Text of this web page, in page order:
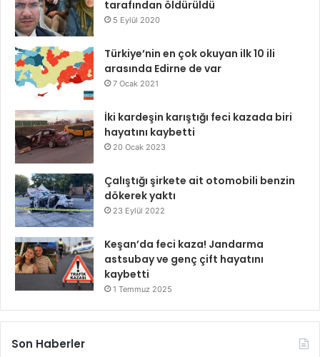
tarafından öldürüldü
5 Eylül 2020
Türkiye’nin en çok okuyan ilk 10 ili
arasında Edirne de var
7 Ocak 2021
İki kardeşin karıştığı feci kazada biri
hayatını kaybetti
20 Ocak 2023
Çalıştığı şirkete ait otomobili benzin
dökerek yaktı
23 Eylül 2022
Keşan’da feci kaza! Jandarma
astsubay ve genç çift hayatını
kaybetti
1 Temmuz 2025
Son Haberler